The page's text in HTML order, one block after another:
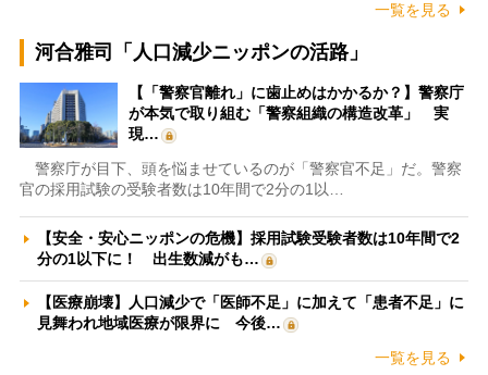
一覧を見る
河合雅司「人口減少ニッポンの活路」
【「警察官離れ」に歯止めはかかるか？】警察庁
が本気で取り組む「警察組織の構造改革」 実
現…
警察庁が目下、頭を悩ませているのが「警察官不足」だ。警察
官の採用試験の受験者数は10年間で2分の1以…
【安全・安心ニッポンの危機】採用試験受験者数は10年間で2
分の1以下に！ 出生数減がも…
【医療崩壊】人口減少で「医師不足」に加えて「患者不足」に
見舞われ地域医療が限界に 今後…
一覧を見る